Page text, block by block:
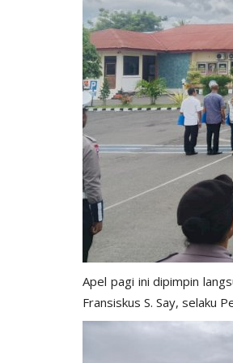
Apel pagi ini dipimpin
Fransiskus S. Say, selaku
Kelas: Makan
BERANDA
Kapolri
Susi Air oleh
Humas Polres Sikka